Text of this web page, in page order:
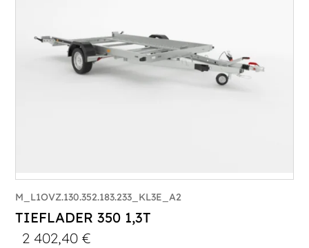
M_L1OVZ.130.352.183.233_KL3E_A2
TIEFLADER 350 1,3T
2 402,40€